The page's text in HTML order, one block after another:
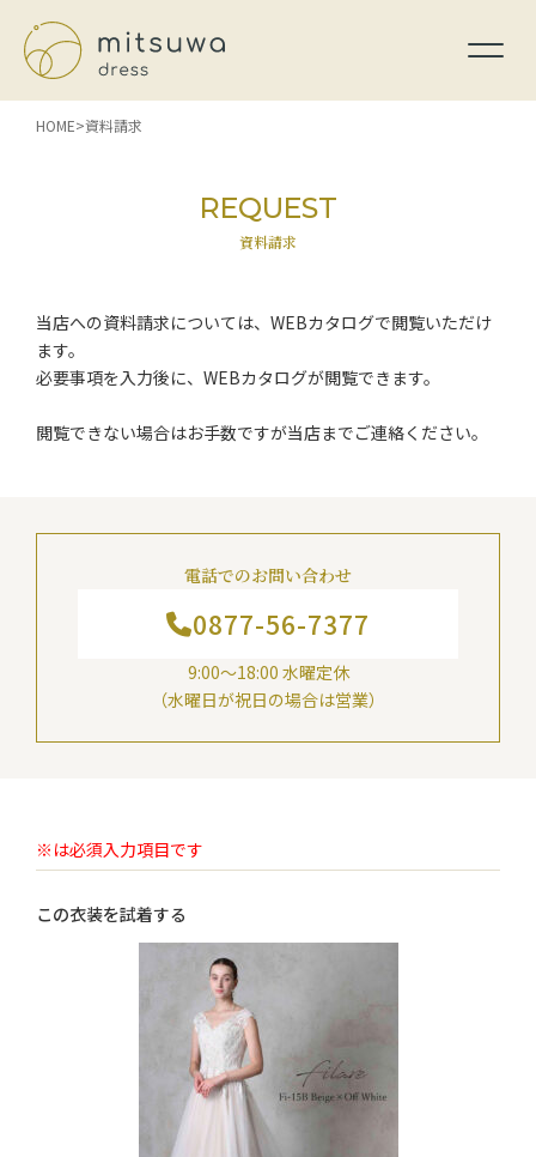
HOME 資料請求
REQUEST
資料請求
当店への資料請求については、WEBカタログで閲覧いただけ
ます。
必要事項を入力後に、WEBカタログが閲覧できます。
閲覧できない場合はお手数ですが当店までご連絡ください。
電話でのお問い合わせ
0877-56-7377
9:00～18:00 水曜定休
（水曜日が祝日の場合は営業）
※は必須入力項目です
この衣装を試着する